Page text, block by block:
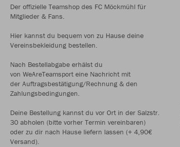
Der offizielle Teamshop des FC Möckmühl für
Mitglieder & Fans.
Hier kannst du bequem von zu Hause deine
Vereinsbekleidung bestellen.
Nach Bestellabgabe erhälst du
von WeAreTeamsport eine Nachricht mit
der Auftragsbestätigung/Rechnung & den
Zahlungsbedingungen.
Deine Bestellung kannst du vor Ort in der Salzstr.
30 abholen (bitte vorher Termin vereinbaren)
oder zu dir nach Hause liefern lassen (+ 4,90€
Versand).